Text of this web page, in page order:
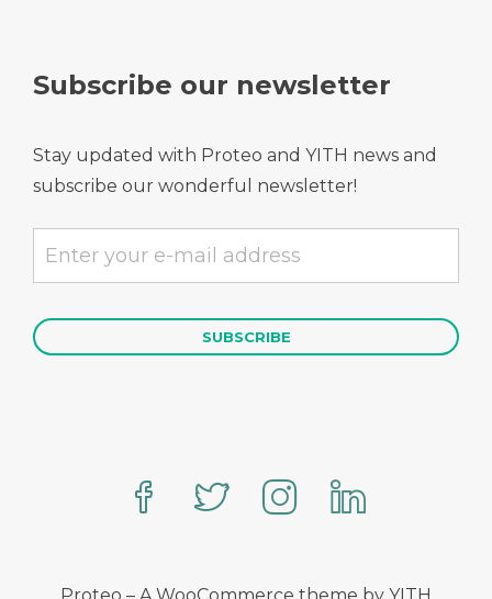
Subscribe our newsletter
Stay updated with Proteo and YITH news and
subscribe our wonderful newsletter!